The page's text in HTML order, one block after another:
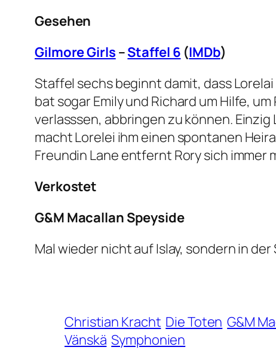
Gesehen
Gilmore Girls –Staffel 6 (IMDb)
Staffel sechs beginnt damit, dass
bat sogar Emily und Richard um Hilfe,
verlasssen, abbringen zu können.
macht Lorelei ihm einen spontanen
Freundin Lane entfernt Rory sich immer
Verkostet
G&M Macallan Speyside
Mal wieder nicht auf Islay, sondern in
Christian Kracht Die Toten G&M
Vänskä Symphonien